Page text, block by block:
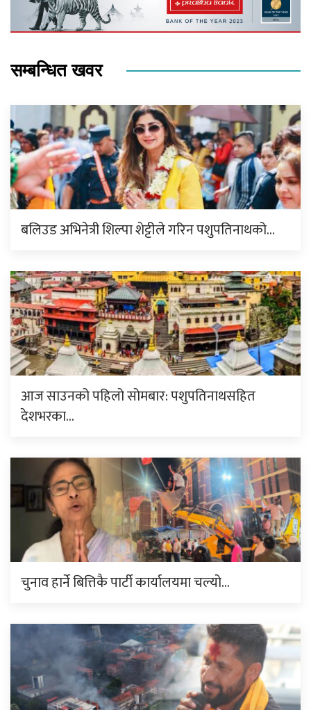
सम्बन्धित खवर
बलिउड अभिनेत्री शिल्पा शेट्टीले गरिन पशुपतिनाथको…
आज साउनको पहिलो सोमबार: पशुपतिनाथसहित
देशभरका…
चुनाव हार्ने बित्तिकै पार्टी कार्यालयमा चल्यो…